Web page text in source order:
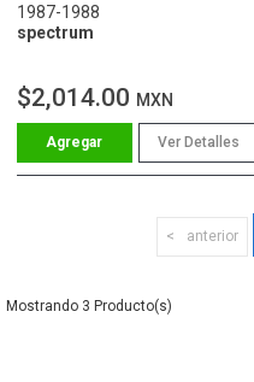
1987-1988
spectrum
$2,014.00 MXN
Ver Detalles
anterior
3